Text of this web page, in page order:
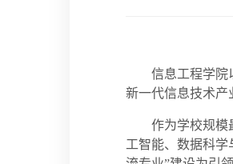
信息工程学院
新一代信息技术产
作为学校规模
工智能、数据科